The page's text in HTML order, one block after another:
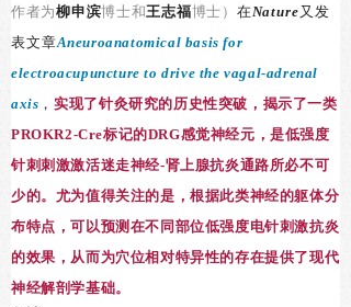
作者为柳申滨博士和王志福博士） 在Nature又发
表文章Aneuroanatomical basis for
electroacupuncture to drive thevagal-adrenal
axis ，实现了针灸研究的历史性突破，揭示了一类
PROKR2-Cre标记的DRG感觉神经元，是低强度
针刺刺激激活迷走神经-肾上腺抗炎通路所必不可
少的。尤为值得关注的是，根据此类神经的躯体分
布特点，可以预测在不同部位低强度电针刺激抗炎
的效果，从而为穴位相对特异性的存在提供了现代
神经解剖学基础。